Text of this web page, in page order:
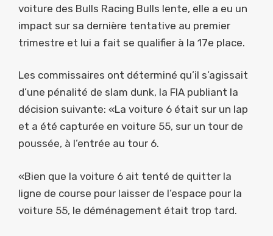
voiture des Bulls Racing Bulls lente, elle a eu un
impact sur sa dernière tentative au premier
trimestre et lui a fait se qualifier à la 17e place.
Les commissaires ont déterminé qu’il s’agissait
d’une pénalité de slam dunk, la FIA publiant la
décision suivante: «La voiture 6 était sur un lap
et a été capturée en voiture 55, sur un tour de
poussée, à l’entrée au tour 6.
«Bien que la voiture 6 ait tenté de quitter la
ligne de course pour laisser de l’espace pour la
voiture 55, le déménagement était trop tard.